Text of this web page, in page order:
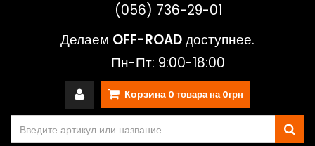
(056) 736-29-01
Делаем OFF-ROADдоступнее.
Пн-Пт: 9:00-18:00
Корзина 0 товара на 0грн